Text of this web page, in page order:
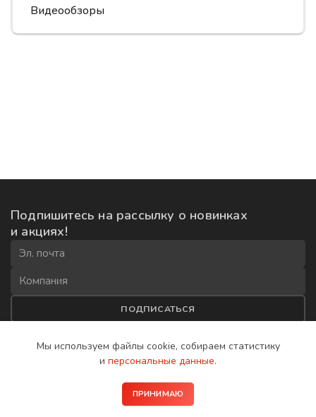
Видеообзоры
Подпишитесь на рассылку о новинках
и акциях!
ПОДПИСАТЬСЯ
рассылки
2008−2026 © IP-домофоны BAS-IP
Политика конфиденциальности
Мы используем файлы cookie, собираем статистику
и персональные данные.
ПРИНИМАЮ